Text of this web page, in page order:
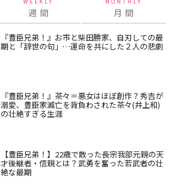
週 間 月 間
『豊臣兄弟！』お市と柴田勝家、自刃しての最
期と「辞世の句」…運命を共にした２人の悲劇
『豊臣兄弟！』茶々＝悪女はほぼ創作？秀吉が
溺愛、豊臣家滅亡を背負わされた茶々(井上和)
の壮絶すぎる生涯
【豊臣兄弟！】22歳で散った長宗我部元親の天
才後継者・信親とは？武勇を奮った若武者の壮
絶な最期